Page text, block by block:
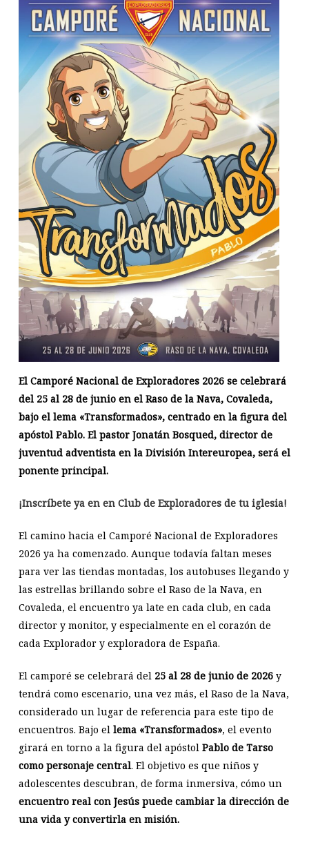
El Camporé Nacional de Exploradores 2026 se celebrará
del 25 al 28 de junio en el Raso de la Nava, Covaleda,
bajo el lema «Transformados», centrado en la figura del
apóstol Pablo. El pastor Jonatán Bosqued, director de
juventud adventista en la División Intereuropea, será el
ponente principal.
¡Inscríbete ya en en Club de Exploradores de tu iglesia!
El camino hacia el Camporé Nacional de Exploradores
2026 ya ha comenzado. Aunque todavía faltan meses
para ver las tiendas montadas, los autobuses llegando y
las estrellas brillando sobre el Raso de la Nava, en
Covaleda, el encuentro ya late en cada club, en cada
director y monitor, y especialmente en el corazón de
cada Explorador y exploradora de España.
El camporé se celebrará del 25 al 28 de junio de 2026y
tendrá como escenario, una vez más, el Raso de la Nava,
considerado un lugar de referencia para este tipo de
encuentros. Bajo el lema «Transformados», el evento
girará en torno a la figura del apóstol Pablo de Tarso
como personaje central. El objetivo es que niños y
adolescentes descubran, de forma inmersiva, cómo un
encuentro real con Jesús puede cambiar la dirección de
una vida y convertirla en misión.